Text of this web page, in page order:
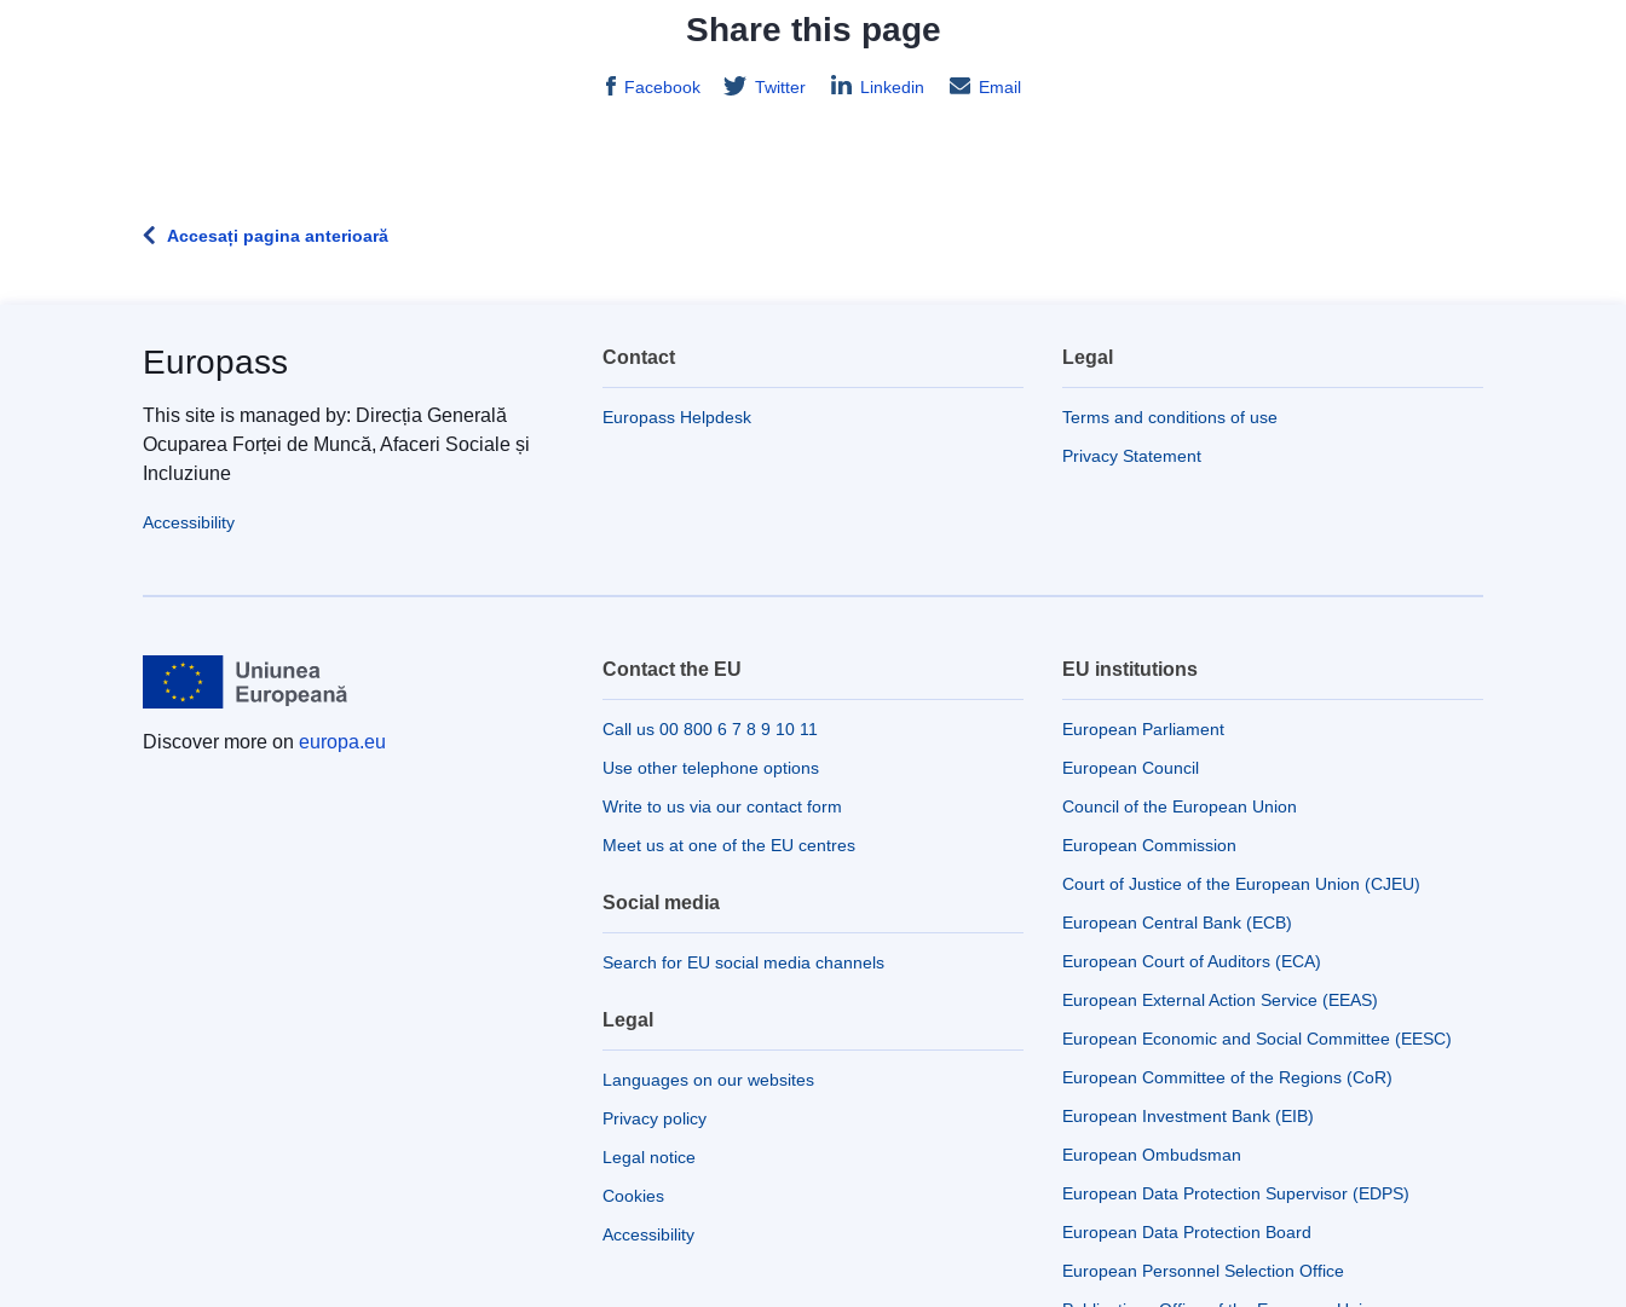
Share this page
Facebook Twitter Linkedin Email
Accesați pagina anterioară
Europass
This site is managed by: Direcția Generală
Ocuparea Forței de Muncă, Afaceri Sociale și
Incluziune
Accessibility
Contact
Europass Helpdesk
Legal
Terms and conditions of use
Privacy Statement
Discover more on europa.eu
Contact the EU
Call us 00 800 6 7 8 9 10 11
Use other telephone options
Write to us via our contact form
Meet us at one of the EU centres
Social media
Search for EU social media channels
Legal
Languages on our websites
Privacy policy
Legal notice
Cookies
Accessibility
EU institutions
European Parliament
European Council
Council of the European Union
European Commission
Court of Justice of the European Union (CJEU)
European Central Bank (ECB)
European Court of Auditors (ECA)
European External Action Service (EEAS)
European Economic and Social Committee (EESC)
European Committee of the Regions (CoR)
European Investment Bank (EIB)
European Ombudsman
European Data Protection Supervisor (EDPS)
European Data Protection Board
European Personnel Selection Office